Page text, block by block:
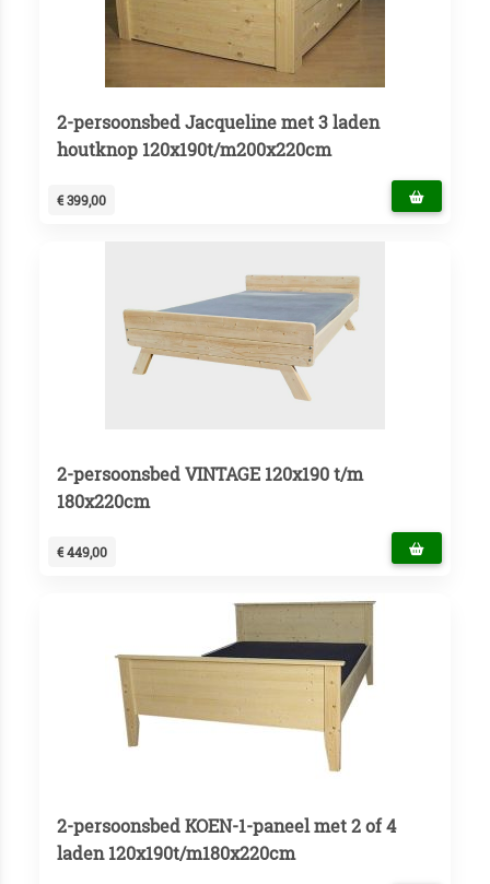
2-persoonsbed Jacqueline met 3 laden
houtknop 120x190t/m200x220cm
€ 399,00
2-persoonsbed VINTAGE 120x190 t/m
180x220cm
€ 449,00
2-persoonsbed KOEN-1-paneel met 2 of 4
laden 120x190t/m180x220cm